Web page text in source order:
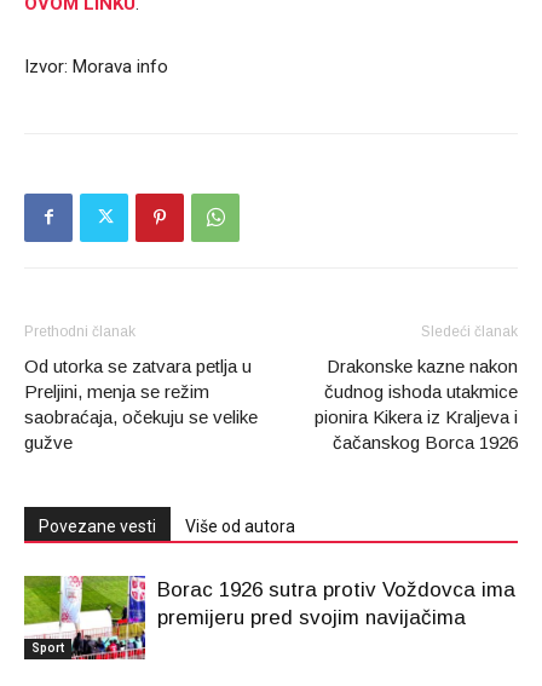
Izvor: Morava info
Prethodni članak
Od utorka se zatvara petlja u
Preljini, menja se režim
saobraćaja, očekuju se velike
gužve
Sledeći članak
Drakonske kazne nakon
čudnog ishoda utakmice
pionira Kikera iz Kraljeva i
čačanskog Borca 1926
Povezane vesti Više od autora
Sport
Borac 1926 sutra protiv Voždovca ima
premijeru pred svojim navijačima